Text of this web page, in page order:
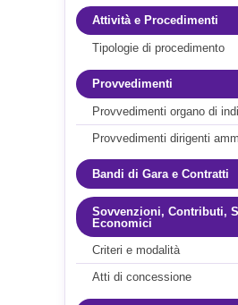
Attività e Procedimenti
Tipologie di procedimento
Provvedimenti
Provvedimenti organo di
Provvedimenti dirigenti
Bandi di Gara e Contratti
Sovvenzioni, Contributi,
Economici
Criteri e modalità
Atti di concessione